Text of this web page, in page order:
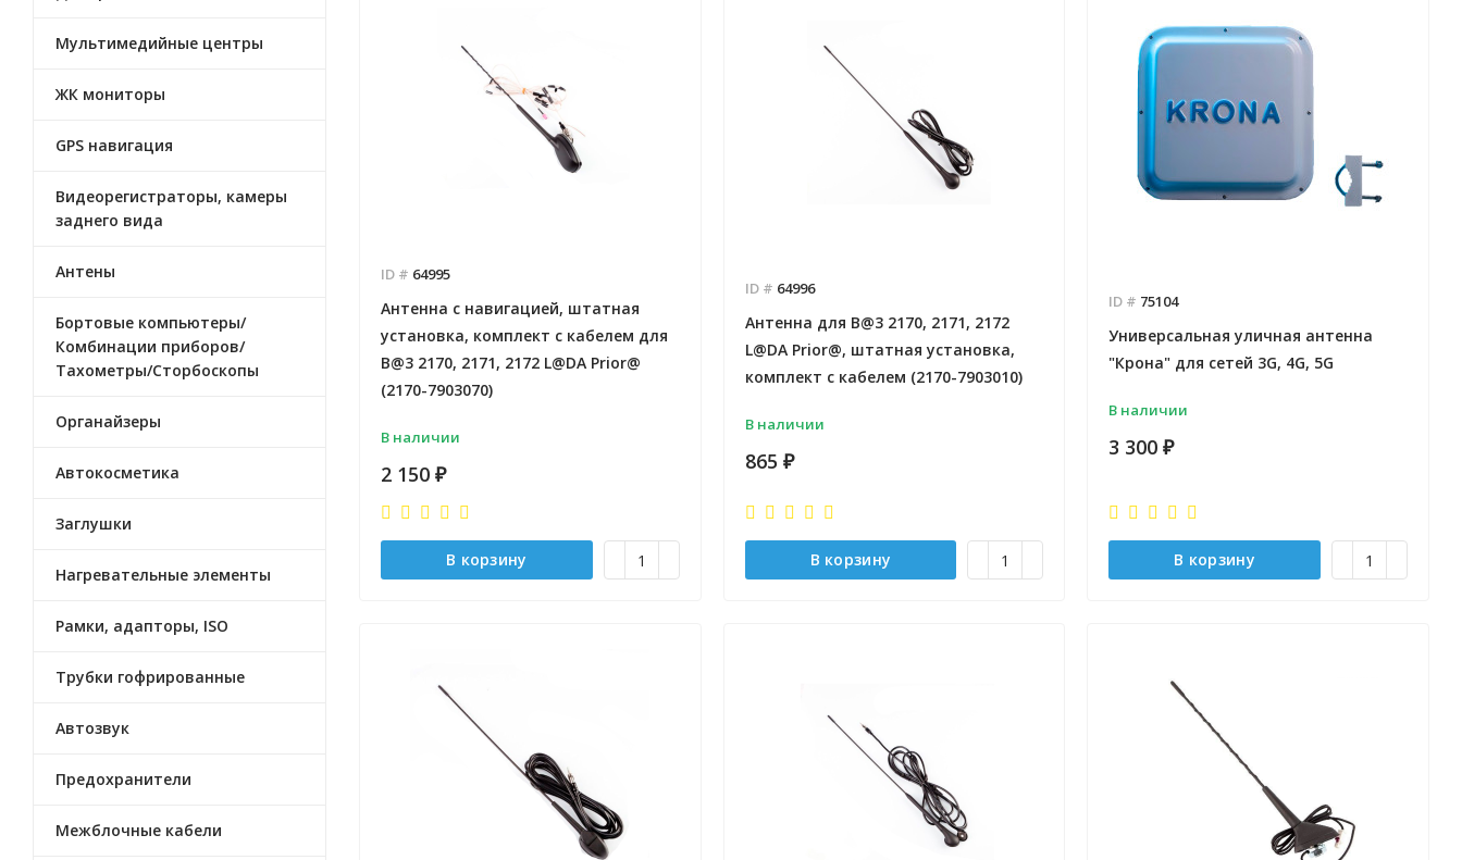
Мультимедийные центры
ЖК мониторы
GPS навигация
Видеорегистраторы, камеры
заднего вида
Антены
Бортовые компьютеры/
Комбинации приборов/
Тахометры/Сторбоскопы
Органайзеры
Автокосметика
Заглушки
Нагревательные элементы
Рамки, адапторы, ISO
Трубки гофрированные
Автозвук
Предохранители
Межблочные кабели
ID # 64995
Антенна с навигацией, штатная
установка, комплект с кабелем для
B@3 2170, 2171, 2172 L@DA Prior@
(2170-7903070)
В наличии
2 150 ₽
В корзину
ID # 64996
Антенна для B@3 2170, 2171, 2172
L@DA Prior@, штатная установка,
комплект с кабелем (2170-7903010)
В наличии
865 ₽
В корзину
ID # 75104
Универсальная уличная антенна
"Крона" для сетей 3G, 4G, 5G
В наличии
3 300₽
В корзину